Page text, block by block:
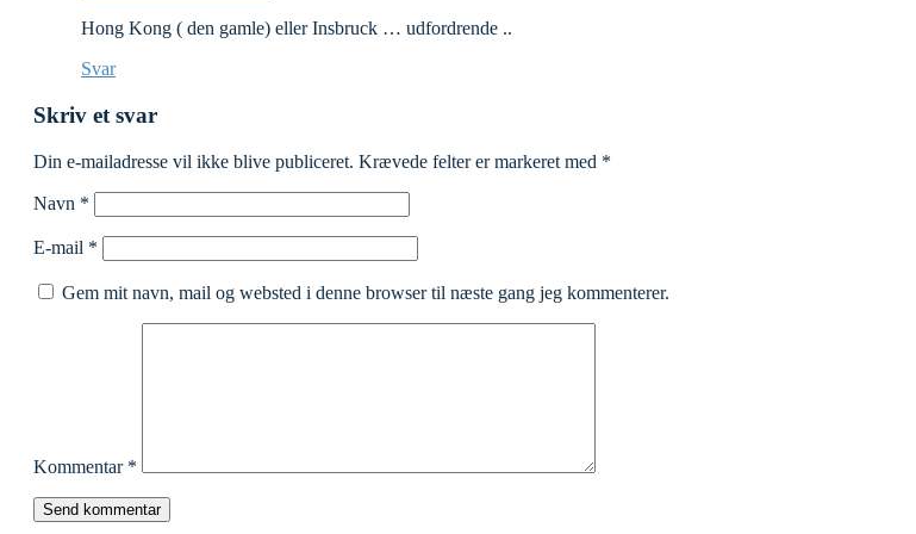
Hong Kong ( den gamle) eller Insbruck … udfordrende ..
Svar
Skriv et svar
Din e-mailadresse vil ikke blive publiceret. Krævede felter er markeret med *
Navn *
E-mail *
Gem mit navn, mail og websted i denne browser til næste gang jeg kommenterer.
Kommentar *